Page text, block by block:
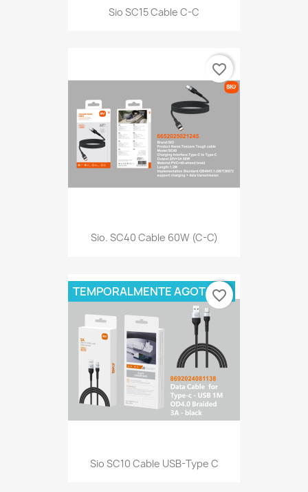
Sio SC15 Cable C-C
Sio. SC40 Cable 60W (C-C)
favorite_border
Sio SC10 Cable USB-Type C
TEMPORALMENTE AGOTADO
favorite_border